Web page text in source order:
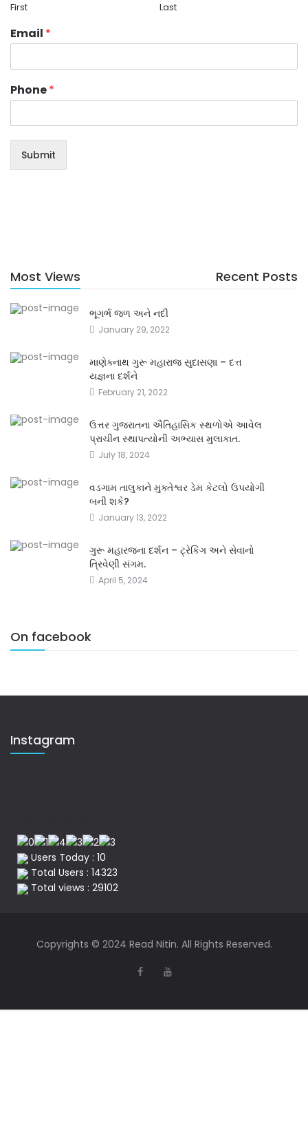
First Last
Email *
Phone*
Submit
Most Views Recent Posts
ભૂગર્ભ જળ અને નદી
January 29, 2022
માણેક્નાથ ગુરૂ મહારાજ સુદાસણા – દત્ત
યજ્ઞના દર્શને
February 21, 2022
ઉત્તર ગુજરાતના ઐતિહાસિક સ્થળોએ આવેલ
પ્રાચીન સ્થાપત્યોની અભ્યાસ મુલાકાત.
July 18, 2024
વડગામ તાલુકાને મુક્તેશ્વર ડેમ કેટલો ઉપયોગી
બની શકે?
January 13, 2022
ગુરૂ મહારજના દર્શન – ટ્રેકિંગ અને સેવાનો
ત્રિવેણી સંગમ.
April 5, 2024
On facebook
Instagram
Users Today : 10
Total Users : 14323
Total views : 29102
Copyrights © 2024 Read Nitin. All Rights Reserved.